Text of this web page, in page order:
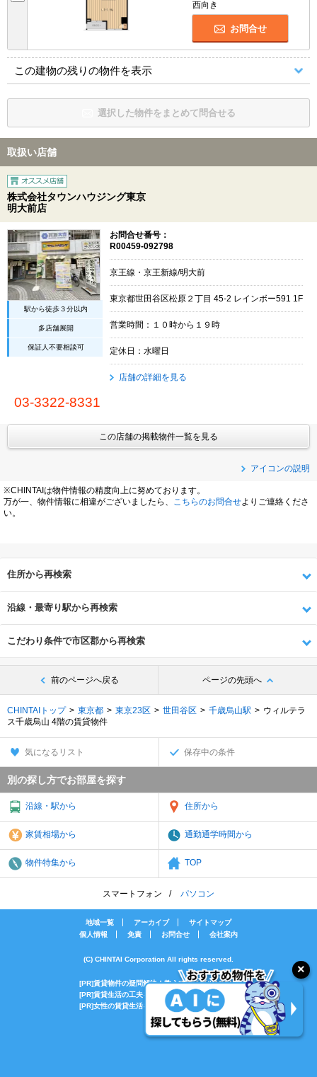
西向き
お問合せ
この建物の残りの物件を表示
選択した物件をまとめて問合せる
取扱い店舗
株式会社タウンハウジング東京
明大前店
駅から徒歩３分以内
多店舗展開
保証人不要相談可
お問合せ番号：
R00459-092798
京王線・京王新線/明大前
東京都世田谷区松原２丁目 45-2 レインボー591 1F
営業時間：１０時から１９時
定休日：水曜日
店舗の詳細を見る
03-3322-8331
この店舗の掲載物件一覧を見る
アイコンの説明
※CHINTAIは物件情報の精度向上に努めております。
万が一、物件情報に相違がございましたら、 こちらのお問合せよりご連絡くださ
い。
住所から再検索
沿線・最寄り駅から再検索
こだわり条件で市区郡から再検索
前のページへ戻る ページの先頭へ
CHINTAIトップ 東京都 東京23区 世田谷区 千歳烏山駅
ウィルテラ
ス千歳烏山 4階の賃貸物件
気になるリスト 保存中の条件
別の探し方でお部屋を探す
沿線・駅から 住所から
家賃相場から 通勤通学時間から
物件特集から TOP
スマートフォン パソコン
地域一覧 アーカイブ
サイトマップ
個人情報
免責 お問合せ 会社案内
(C) CHINTAI Corporation All rights reserved.
[PR]賃貸物件の疑問解決！教えてエイブルAGENT
[PR]賃貸生活の工夫を紹介！CHINTAI情報局
[PR]女性の賃貸生活を応援！Woman.CHINTAI